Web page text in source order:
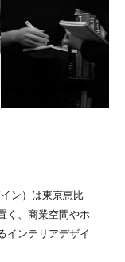
ン）は東京恵比
く、商業空間やホ
インテリアデザイ